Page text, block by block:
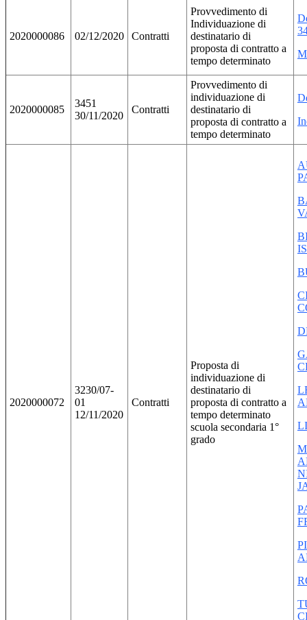
2020000086 02/12/2020 Contratti
Provvedimento di
Individuazione di
destinatario di
proposta di contratto a
tempo determinato
2020000085
3451
30/11/2020
Contratti
Provvedimento di
individuazione di
destinatario di
proposta di contratto a
tempo determinato
2020000072
3230/07-
01
12/11/2020
Contratti
Proposta di
individuazione di
destinatario di
proposta di contratto a
tempo determinato
scuola secondaria 1°
grado